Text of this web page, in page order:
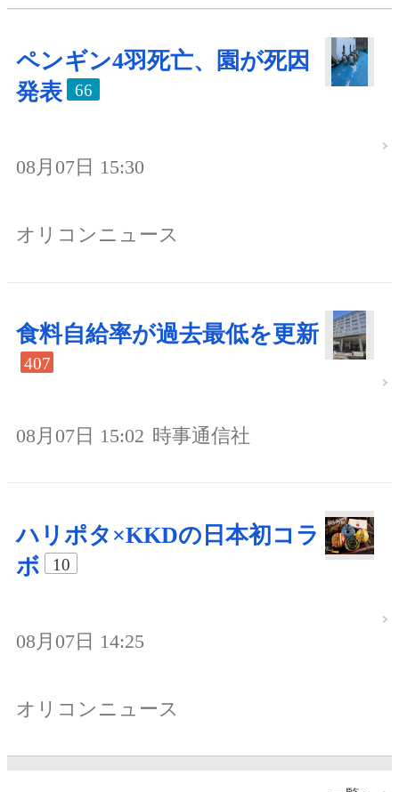
ペンギン4羽死亡、園が死因
発表
66
08月07日 15:30
オリコンニュース
食料自給率が過去最低を更新
407
08月07日 15:02 時事通信社
ハリポタ×KKDの日本初コラ
ボ
10
08月07日 14:25
オリコンニュース